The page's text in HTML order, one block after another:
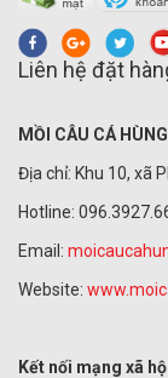
Liên hệ đặt
MỒI CÂU CÁ
Địa chỉ: Khu 10, xã
Hotline:
Email:
Website:
Kết nối mạng xã